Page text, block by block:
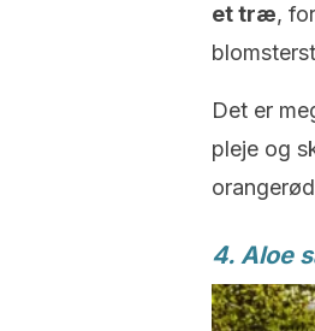
et træ,
Det er
pleje og
4. Aloe